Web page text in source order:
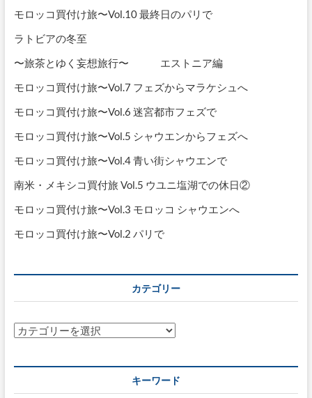
へ
長
モロッコ買付け旅〜Vol.10 最終日のパリで
ラトビアの冬至
〜旅茶とゆく妄想旅行〜 エストニア編
モロッコ買付け旅〜Vol.7 フェズからマラケシュへ
モロッコ買付け旅〜Vol.6 迷宮都市フェズで
モロッコ買付け旅〜Vol.5 シャウエンからフェズへ
モロッコ買付け旅〜Vol.4 青い街シャウエンで
南米・メキシコ買付旅 Vol.5 ウユニ塩湖での休日②
モロッコ買付け旅〜Vol.3 モロッコ シャウエンへ
モロッコ買付け旅〜Vol.2 パリで
カテゴリー
カ
ー
キーワード